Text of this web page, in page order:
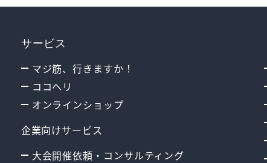
サービス
マジ筋、行きますか！
ココヘリ
オンラインショップ
企業向けサービス
大会開催依頼・コンサルティング